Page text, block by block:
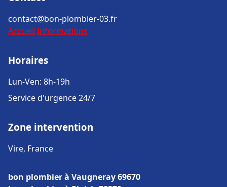
contact@bon-plombier-03.fr
Accueil Informations
Horaires
Lun-Ven: 8h-19h
Service d'urgence 24/7
Zone intervention
Vire, France
bon plombier à Vaugneray 69670